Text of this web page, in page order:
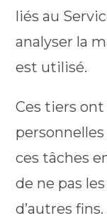
liés au
analyser la
est utilisé.
Ces tiers
ces tâches
de ne pas
d’autres fins.